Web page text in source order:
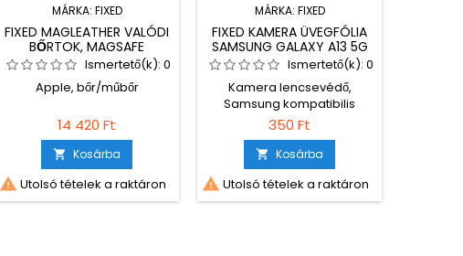
MÁRKA: FIXED
FIXED MAGLEATHER VALÓDI
BŐRTOK, MAGSAFE
TÁMOGATÁSSAL IPHONE
15-HÖZ, BARNA
Ismertető(k): 0
Apple, bőr/műbőr
14 420 Ft
 Kosárba
 Utolsó tételek a raktáron
MÁRKA: FIXED
FIXED KAMERA ÜVEGFÓLIA
SAMSUNG GALAXY A13 5G
Ismertető(k): 0
Kamera lencsevédő,
Samsung kompatibilis
350 Ft
 Kosárba
 Utolsó tételek a raktáron